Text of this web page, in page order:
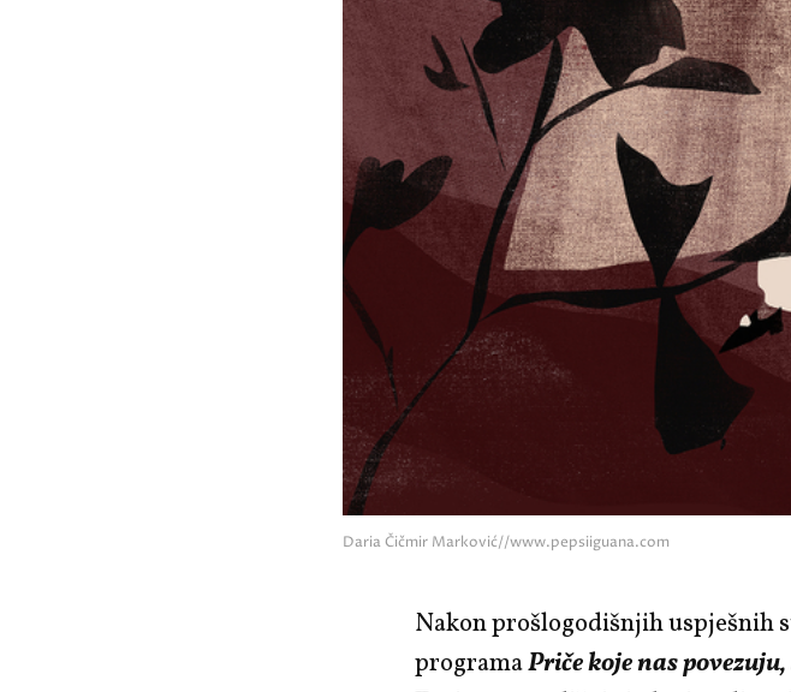
Daria Čičmir Marković//www.pepsiiguana.com
Nakon prošlogodišnjih uspješnih
programaPriče koje nas